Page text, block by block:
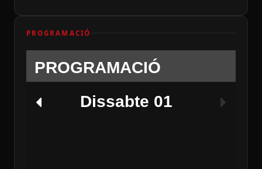
PROGRAMACIÓ
PROGRAMACIÓ
Dissabte 01